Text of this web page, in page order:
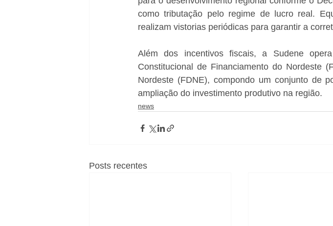
como tributação pelo regime de lucro real.
realizam vistorias periódicas para garantir a
Além dos incentivos fiscais, a Sudene
Constitucional de Financiamento do Nordeste
Nordeste (FDNE), compondo um conjunto de
ampliação do investimento produtivo na região.
news
Posts recentes